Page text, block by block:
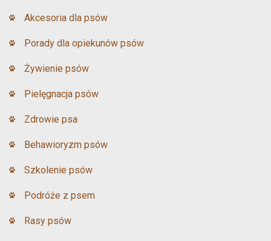
Akcesoria dla psów
Porady dla opiekunów psów
Żywienie psów
Pielęgnacja psów
Zdrowie psa
Behawioryzm psów
Szkolenie psów
Podróże z psem
Rasy psów